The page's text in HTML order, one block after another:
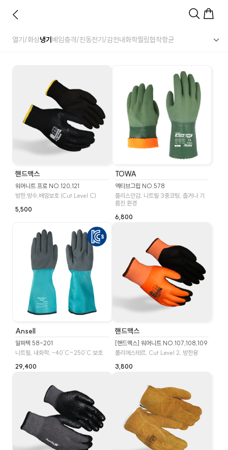
열기/화상냉기 베임충격/진동전기/감전내화학찔림협착항균
핸드맥스
워머니트 프로 NO.120,121
방한,방수,베임보호 (Cut Level C)
5,500
TOWA
엑티브그립 NO.578
플리스안감, 니트릴 3중코팅, 춥거나 기
름진 환경
6,800
Ansell
알파텍 58-201
니트릴, 내화학, -40'C~250'C 보호
29,400
핸드맥스
[핸드맥스] 워머니트 NO.107,108,109
폴리에스테르, Cut Level 2, 방한용
3,800